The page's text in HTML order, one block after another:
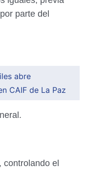
parte del
abre
CAIF de La Paz
controlando el